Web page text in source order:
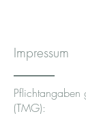
Impressum
Pflichtangaben
(TMG):